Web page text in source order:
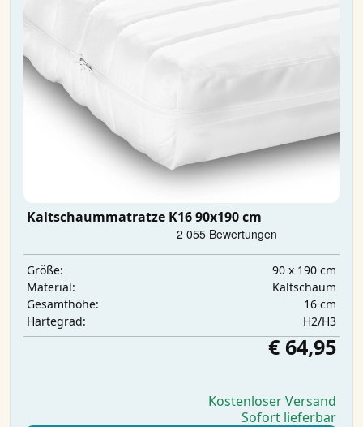
Kaltschaummatratze K16 90x190 cm
Größe:
90 x 190 cm
Material:
Kaltschaum
Gesamthöhe:
16 cm
Härtegrad:
H2/H3
€ 64,95
Kostenloser Versand
Sofort lieferbar